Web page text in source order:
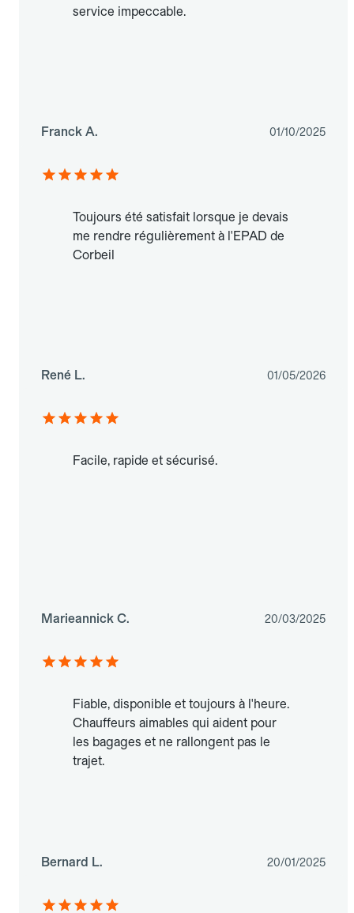
service impeccable.
Franck A. 01/10/2025
Toujours été satisfait lorsque je devais
me rendre régulièrement à l'EPAD de
Corbeil
René L. 01/05/2026
Facile, rapide et sécurisé.
Marieannick C. 20/03/2025
Fiable, disponible et toujours à l'heure.
Chauffeurs aimables qui aident pour
les bagages et ne rallongent pas le
trajet.
Bernard L. 20/01/2025